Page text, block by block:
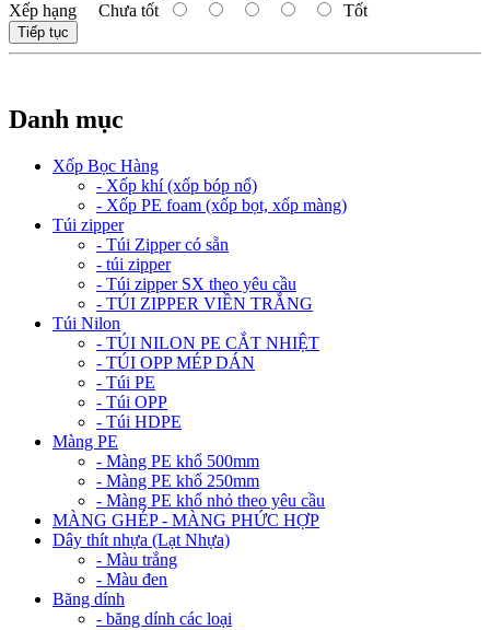
Xếp hạng Chưa tốt Tốt
Tiếp tục
Danh mục
Xốp Bọc Hàng
- Xốp khí (xốp bóp nổ)
- Xốp PE foam (xốp bọt, xốp màng)
Túi zipper
- Túi Zipper có sẵn
- túi zipper
- Túi zipper SX theo yêu cầu
- TÚI ZIPPER VIỀN TRẮNG
Túi Nilon
- TÚI NILON PE CẮT NHIỆT
- TÚI OPP MÉP DÁN
- Túi PE
- Túi OPP
- Túi HDPE
Màng PE
- Màng PE khổ 500mm
- Màng PE khổ 250mm
- Màng PE khổ nhỏ theo yêu cầu
MÀNG GHÉP - MÀNG PHỨC HỢP
Dây thít nhựa (Lạt Nhựa)
- Màu trắng
- Màu đen
Băng dính
- băng dính các loại